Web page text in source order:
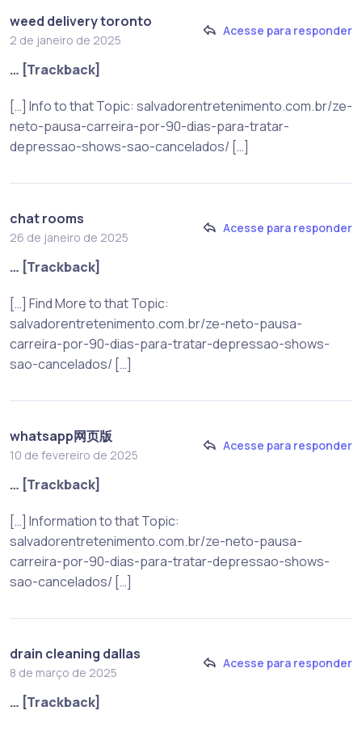
weed delivery toronto
2 de janeiro de 2025
Acesse para responder
… [Trackback]
[…] Info to that Topic: salvadorentretenimento.com.br/ze-
neto-pausa-carreira-por-90-dias-para-tratar-
depressao-shows-sao-cancelados/ […]
chat rooms
26 de janeiro de 2025
Acesse para responder
… [Trackback]
[…] Find More to that Topic:
salvadorentretenimento.com.br/ze-neto-pausa-
carreira-por-90-dias-para-tratar-depressao-shows-
sao-cancelados/ […]
whatsapp网页版
10 de fevereiro de 2025
Acesse para responder
… [Trackback]
[…] Information to that Topic:
salvadorentretenimento.com.br/ze-neto-pausa-
carreira-por-90-dias-para-tratar-depressao-shows-
sao-cancelados/ […]
drain cleaning dallas
8 de março de 2025
Acesse para responder
… [Trackback]